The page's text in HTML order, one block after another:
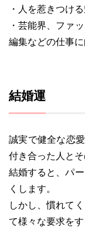
・人を惹きつけ
・芸能界、ファ
編集などの仕事
結婚運
誠実で健全な恋
付き合った人と
結婚すると、パ
くします。
しかし、慣れて
て様々な要求をす